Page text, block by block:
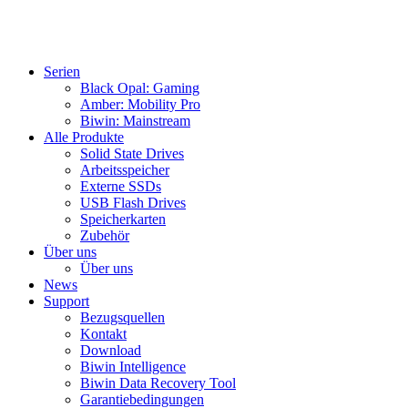
Serien
Black Opal: Gaming
Amber: Mobility Pro
Biwin: Mainstream
Alle Produkte
Solid State Drives
Arbeitsspeicher
Externe SSDs
USB Flash Drives
Speicherkarten
Zubehör
Über uns
Über uns
News
Support
Bezugsquellen
Kontakt
Download
Biwin Intelligence
Biwin Data Recovery Tool
Garantiebedingungen